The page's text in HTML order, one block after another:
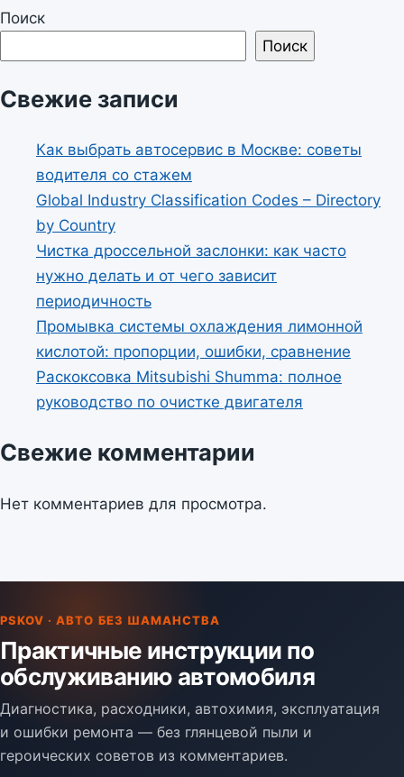
Поиск
Поиск
Свежие записи
Как выбрать автосервис в Москве: советы
водителя со стажем
Global Industry Classification Codes – Directory
by Country
Чистка дроссельной заслонки: как часто
нужно делать и от чего зависит
периодичность
Промывка системы охлаждения лимонной
кислотой: пропорции, ошибки, сравнение
Раскоксовка Mitsubishi Shumma: полное
руководство по очистке двигателя
Свежие комментарии
Нет комментариев для просмотра.
PSKOV · АВТО БЕЗ ШАМАНСТВА
Практичные инструкции по
обслуживанию автомобиля
Диагностика, расходники, автохимия, эксплуатация
и ошибки ремонта — без глянцевой пыли и
героических советов из комментариев.